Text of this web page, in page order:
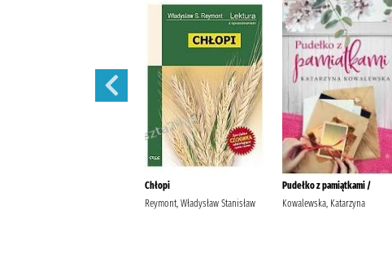
Chłopi
Reymont, Władysław Stanisław
Pudełko z pamiątkami /
Kowalewska, Katarzyna